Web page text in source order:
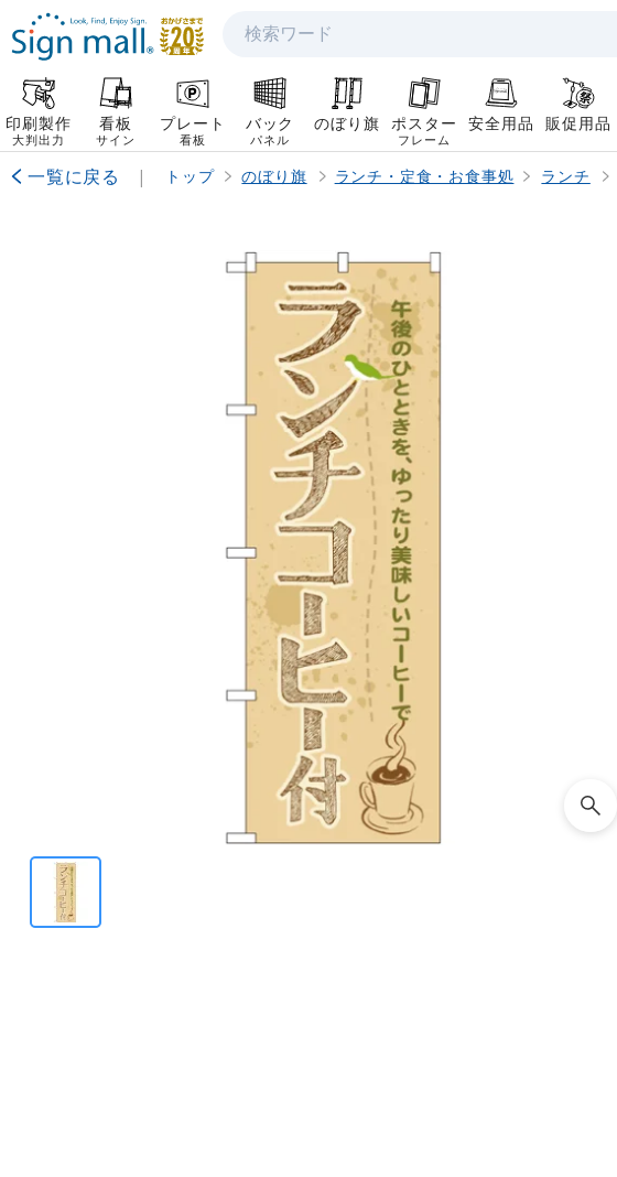
検索
印刷製作
大判出力
看板
サイン
プレート
看板
バック
パネル
のぼり旗 ポスター
フレーム
安全用品 販促用品
一覧に戻る | トップ のぼり旗 ランチ・定食・お食事処 ランチ